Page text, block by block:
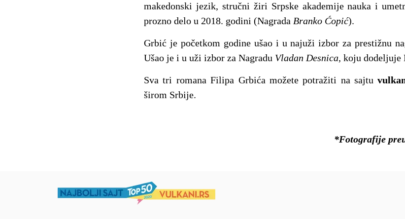
makedonski jezik, stručni žiri Srpske akademije nauka i
prozno delo u 2018. godini (Nagrada Branko Ćopić).
Grbić je početkom godine ušao i u najuži izbor za prestižnu
Ušao je i u uži izbor za Nagradu Vladan Desnica, koju dodeljuje
Sva tri romana Filipa Grbića možete potražiti na sajtu
širom Srbije.
*Fotografije